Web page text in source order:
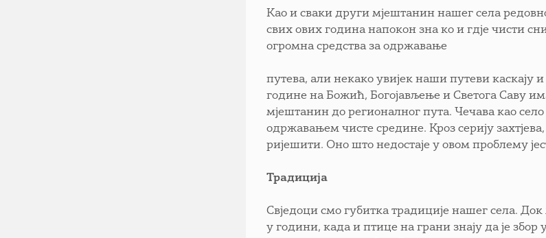
Као и сваки други мјештанин нашег села
свих ових година напокон зна ко и гдје чисти
огромна средства за одржавање
путева, али некако увијек наши путеви каскају и
године на Божић, Богојављење и Светога Саву
мјештанин до регионалног пута. Чечава као
одржавањем чисте средине. Кроз серију
ријешити. Оно што недостаје у овом проблему
Традиција
Свједоци смо губитка традиције нашег села. Док
у години, када и птице на грани знају да је збор